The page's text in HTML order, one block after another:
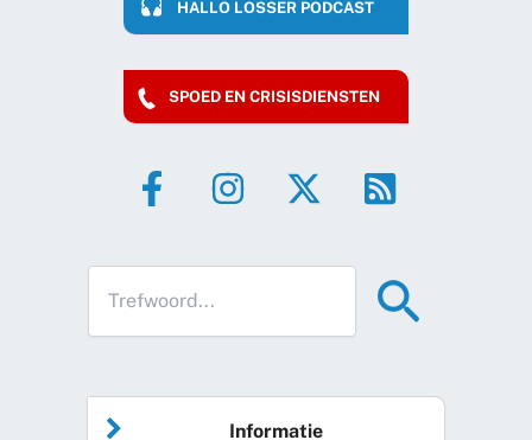
HALLO LOSSER PODCAST
SPOED EN CRISISDIENSTEN
Informatie